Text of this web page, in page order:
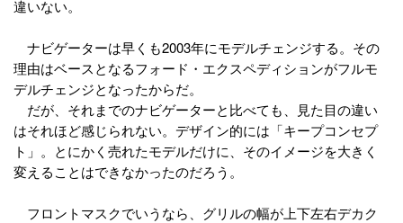
違いない。
ナビゲーターは早くも2003年にモデルチェンジする。その
理由はベースとなるフォード・エクスペディションがフルモ
デルチェンジとなったからだ。
だが、それまでのナビゲーターと比べても、見た目の違い
はそれほど感じられない。デザイン的には「キープコンセプ
ト」。とにかく売れたモデルだけに、そのイメージを大きく
変えることはできなかったのだろう。
フロントマスクでいうなら、グリルの幅が上下左右デカク